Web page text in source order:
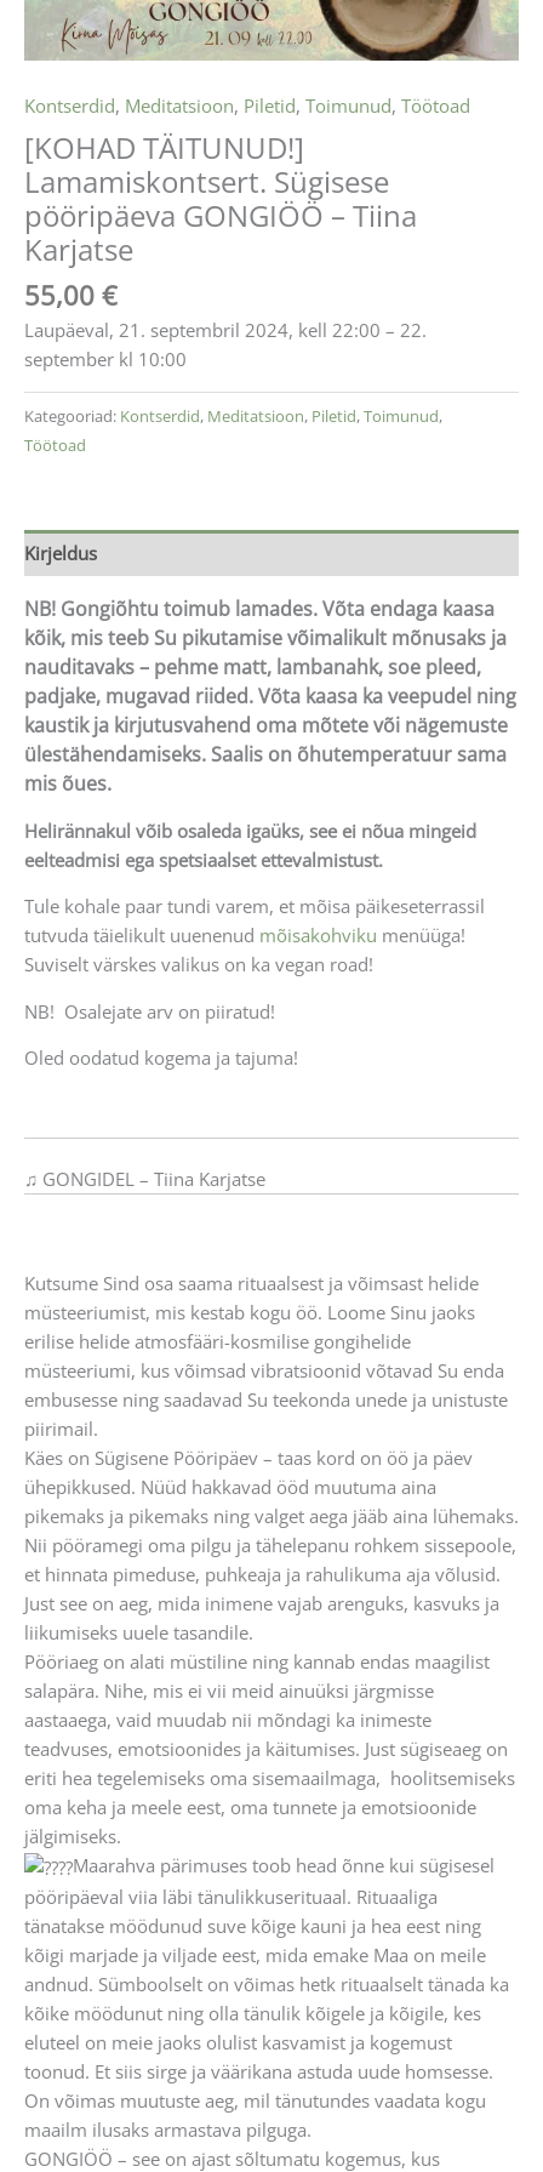
Kontserdid, Meditatsioon, Piletid, Toimunud, Töötoad
[KOHAD TÄITUNUD!]
Lamamiskontsert. Sügisese
pööripäeva GONGIÖÖ – Tiina
Karjatse
55,00 €
Laupäeval, 21. septembril 2024, kell 22:00 – 22.
september kl 10:00
Kategooriad: Kontserdid, Meditatsioon, Piletid,Toimunud,
Töötoad
Kirjeldus
NB! Gongiõhtu toimub lamades. Võta endaga kaasa
kõik, mis teeb Su pikutamise võimalikult mõnusaks ja
nauditavaks – pehme matt, lambanahk, soe pleed,
padjake, mugavad riided. Võta kaasa ka veepudel ning
kaustik ja kirjutusvahend oma mõtete või nägemuste
ülestähendamiseks. Saalis on õhutemperatuur sama
mis õues.
Helirännakul võib osaleda igaüks, see ei nõua mingeid
eelteadmisi ega spetsiaalset ettevalmistust.
Tule kohale paar tundi varem, et mõisa päikeseterrassil
tutvuda täielikult uuenenud mõisakohviku menüüga!
Suviselt värskes valikus on ka vegan road!
NB! Osalejate arv on piiratud!
Oled oodatud kogema ja tajuma!
♫ GONGIDEL – Tiina Karjatse
Kutsume Sind osa saama rituaalsest ja võimsast helide
müsteeriumist, mis kestab kogu öö. Loome Sinu jaoks
erilise helide atmosfääri-kosmilise gongihelide
müsteeriumi, kus võimsad vibratsioonid võtavad Su enda
embusesse ning saadavad Su teekonda unede ja unistuste
piirimail.
Käes on Sügisene Pööripäev – taas kord on öö ja päev
ühepikkused. Nüüd hakkavad ööd muutuma aina
pikemaks ja pikemaks ning valget aega jääb aina lühemaks.
Nii pööramegi oma pilgu ja tähelepanu rohkem sissepoole,
et hinnata pimeduse, puhkeaja ja rahulikuma aja võlusid.
Just see on aeg, mida inimene vajab arenguks, kasvuks ja
liikumiseks uuele tasandile.
Pööriaeg on alati müstiline ning kannab endas maagilist
salapära. Nihe, mis ei vii meid ainuüksi järgmisse
aastaaega, vaid muudab nii mõndagi ka inimeste
teadvuses, emotsioonides ja käitumises. Just sügiseaeg on
eriti hea tegelemiseks oma sisemaailmaga, hoolitsemiseks
oma keha ja meele eest, oma tunnete ja emotsioonide
jälgimiseks.
Maarahva pärimuses toob head õnne kui sügisesel
pööripäeval viia läbi tänulikkuserituaal. Rituaaliga
tänatakse möödunud suve kõige kauni ja hea eest ning
kõigi marjade ja viljade eest, mida emake Maa on meile
andnud. Sümboolselt on võimas hetk rituaalselt tänada ka
kõike möödunut ning olla tänulik kõigele ja kõigile, kes
eluteel on meie jaoks olulist kasvamist ja kogemust
toonud. Et siis sirge ja väärikana astuda uude homsesse.
On võimas muutuste aeg, mil tänutundes vaadata kogu
maailm ilusaks armastava pilguga.
GONGIÖÖ – see on ajast sõltumatu kogemus, kus